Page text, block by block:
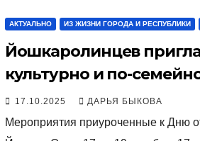
АКТУАЛЬНО ИЗ ЖИЗНИ ГОРОДА И РЕСПУБЛИКИ
Йошкаролинцев
культурно и по-
отметить День отца
17.10.2025 ДАРЬЯ БЫКОВА
Мероприятия приуроченные к Дню